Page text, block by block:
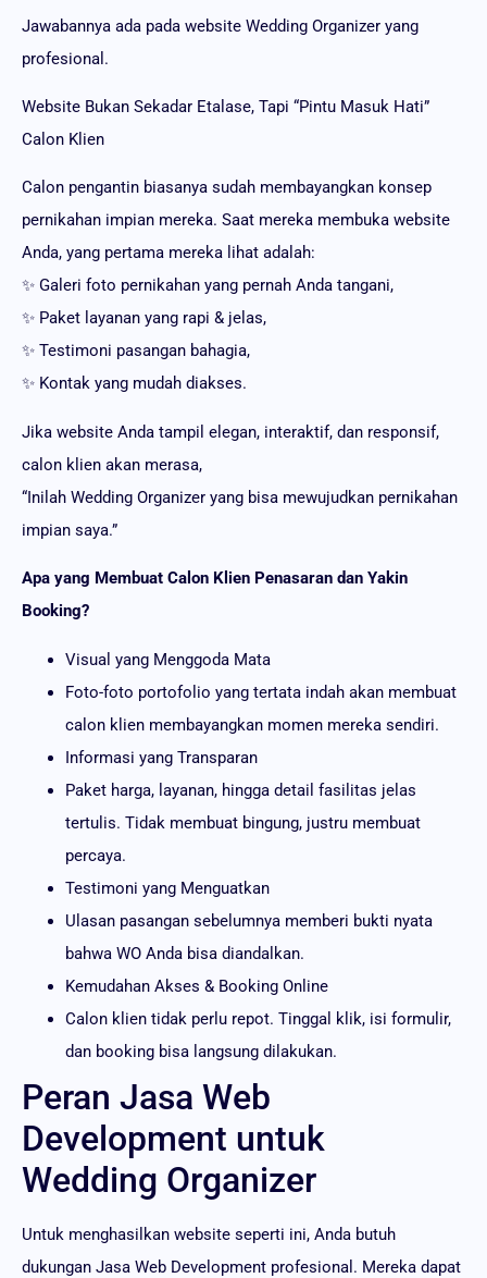
Jawabannya ada pada website Wedding Organizer yang
profesional.
Website Bukan Sekadar Etalase, Tapi “Pintu Masuk Hati”
Calon Klien
Calon pengantin biasanya sudah membayangkan konsep
pernikahan impian mereka. Saat mereka membuka website
Anda, yang pertama mereka lihat adalah:
✨ Galeri foto pernikahan yang pernah Anda tangani,
✨ Paket layanan yang rapi & jelas,
✨ Testimoni pasangan bahagia,
✨ Kontak yang mudah diakses.
Jika website Anda tampil elegan, interaktif, dan responsif,
calon klien akan merasa,
“Inilah Wedding Organizer yang bisa mewujudkan pernikahan
impian saya.”
Apa yang Membuat Calon Klien Penasaran dan Yakin
Booking?
Visual yang Menggoda Mata
Foto-foto portofolio yang tertata indah akan membuat
calon klien membayangkan momen mereka sendiri.
Informasi yang Transparan
Paket harga, layanan, hingga detail fasilitas jelas
tertulis. Tidak membuat bingung, justru membuat
percaya.
Testimoni yang Menguatkan
Ulasan pasangan sebelumnya memberi bukti nyata
bahwa WO Anda bisa diandalkan.
Kemudahan Akses & Booking Online
Calon klien tidak perlu repot. Tinggal klik, isi formulir,
dan booking bisa langsung dilakukan.
Peran Jasa Web
Development untuk
Wedding Organizer
Untuk menghasilkan website seperti ini, Anda butuh
dukungan Jasa Web Development profesional. Mereka dapat